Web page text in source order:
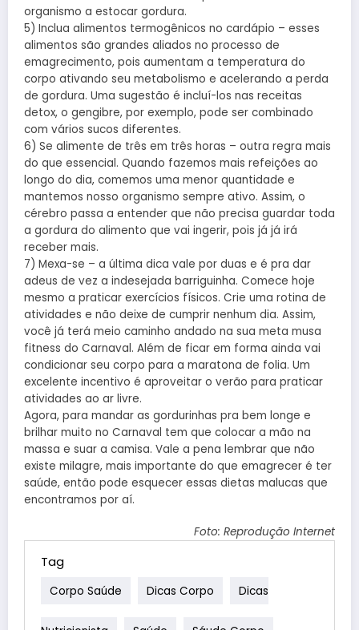
organismo a estocar gordura.
5) Inclua alimentos termogênicos no cardápio – esses
alimentos são grandes aliados no processo de
emagrecimento, pois aumentam a temperatura do
corpo ativando seu metabolismo e acelerando a perda
de gordura. Uma sugestão é incluí-los nas receitas
detox, o gengibre, por exemplo, pode ser combinado
com vários sucos diferentes.
6) Se alimente de três em três horas – outra regra mais
do que essencial. Quando fazemos mais refeições ao
longo do dia, comemos uma menor quantidade e
mantemos nosso organismo sempre ativo. Assim, o
cérebro passa a entender que não precisa guardar toda
a gordura do alimento que vai ingerir, pois já já irá
receber mais.
7) Mexa-se – a última dica vale por duas e é pra dar
adeus de vez a indesejada barriguinha. Comece hoje
mesmo a praticar exercícios físicos. Crie uma rotina de
atividades e não deixe de cumprir nenhum dia. Assim,
você já terá meio caminho andado na sua meta musa
fitness do Carnaval. Além de ficar em forma ainda vai
condicionar seu corpo para a maratona de folia. Um
excelente incentivo é aproveitar o verão para praticar
atividades ao ar livre.
Agora, para mandar as gordurinhas pra bem longe e
brilhar muito no Carnaval tem que colocar a mão na
massa e suar a camisa. Vale a pena lembrar que não
existe milagre, mais importante do que emagrecer é ter
saúde, então pode esquecer essas dietas malucas que
encontramos por aí.
Foto: Reprodução Internet
Tag
Corpo Saúde Dicas Corpo Dicas